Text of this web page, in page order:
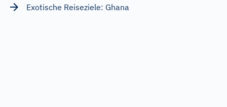
Exotische Reiseziele: Ghana